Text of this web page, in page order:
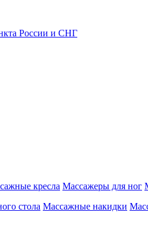
России и СНГ
кресла Массажеры для ног
стола Массажные накидки